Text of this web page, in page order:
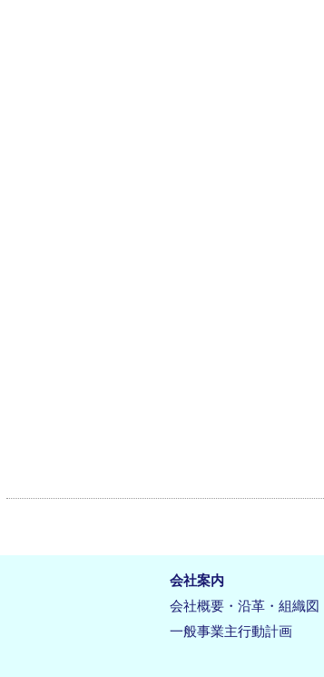
会社案内
会社概要・沿革・組織図
一般事業主行動計画